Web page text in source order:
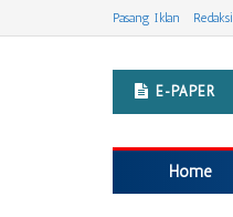
Pasang Iklan Redaksi
E-PAPER
Home